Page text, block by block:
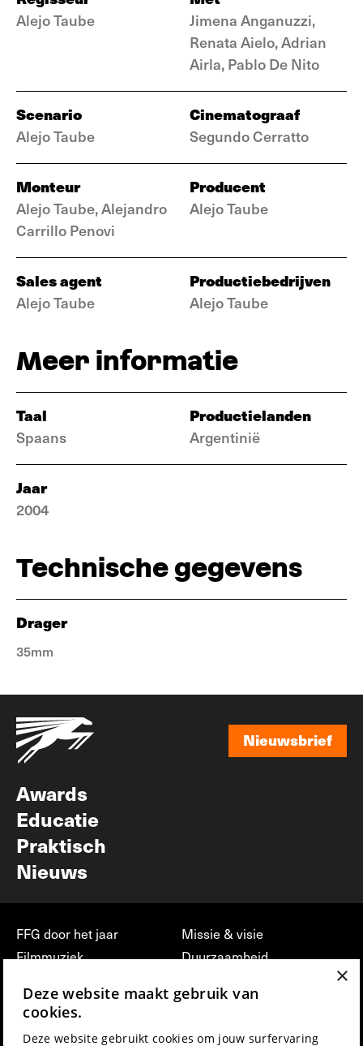
Alejo Taube
Jimena Anganuzzi,
Renata Aielo, Adrian
Airla, Pablo De Nito
Scenario
Alejo Taube
Cinematograaf
Segundo Cerratto
Monteur
Alejo Taube, Alejandro
Carrillo Penovi
Producent
Alejo Taube
Sales agent
Alejo Taube
Productiebedrijven
Alejo Taube
Meer informatie
Taal
Spaans
Productielanden
Argentinië
Jaar
2004
Technische gegevens
Drager
35mm
Nieuwsbrief
Awards
Educatie
Praktisch
Nieuws
FFG door het jaar
Filmmuziek
Press & Industry
Missie & visie
Duurzaamheid
vrijwilligerswerk bij FFG
×
Deze website maakt gebruik van
cookies.
Deze website gebruikt cookies om jouw surfervaring